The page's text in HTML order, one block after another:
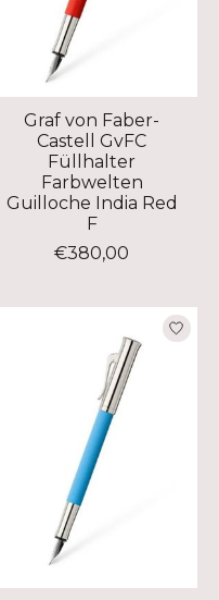
Graf von Faber-
Castell GvFC
Füllhalter
Farbwelten
Guilloche India Red
F
€380,00